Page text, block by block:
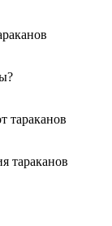
тараканов
тараканов